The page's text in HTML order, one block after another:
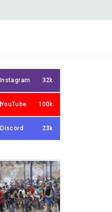
Instagram 32k
YouTube 100k
Discord 23k